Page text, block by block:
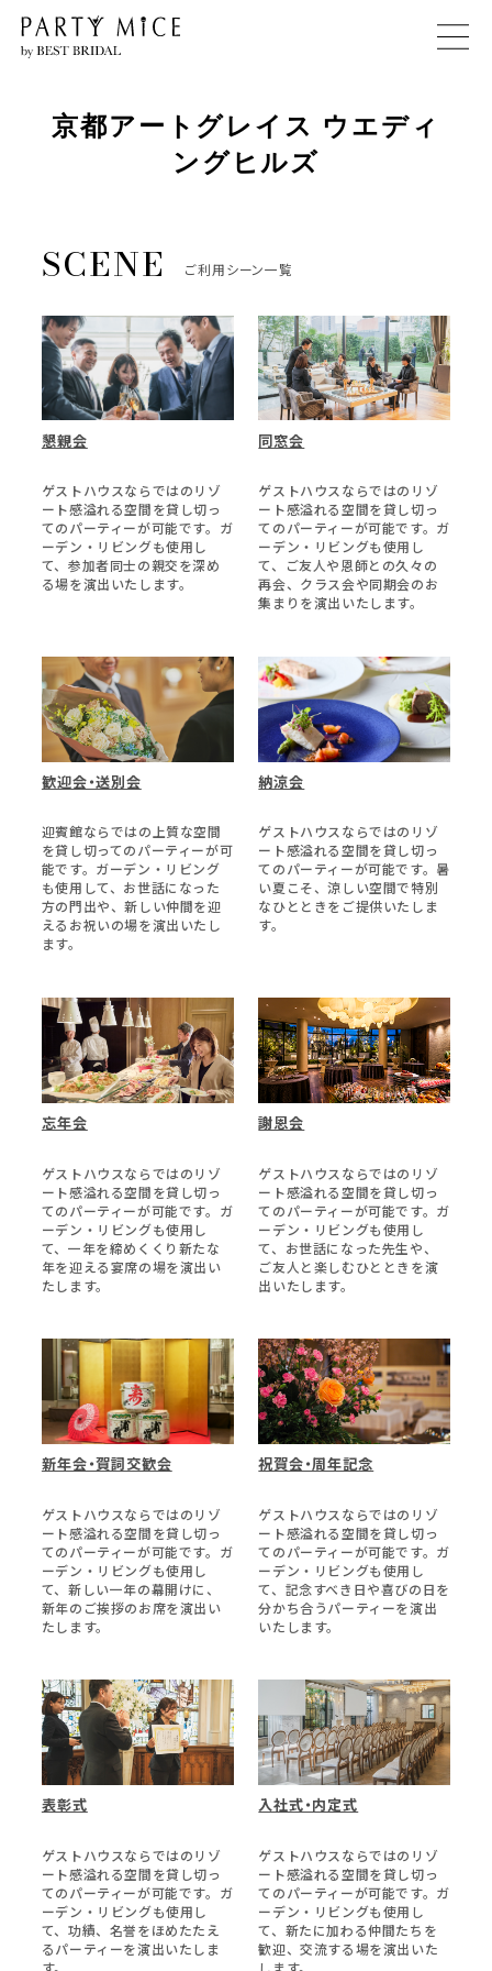
京都アートグレイス ウエディ
ングヒルズ
ご利用シーン一覧
懇親会
ゲストハウスならではのリゾ
ート感溢れる空間を貸し切っ
てのパーティーが可能です。ガ
ーデン・リビングも使用し
て、参加者同士の親交を深め
る場を演出いたします。
同窓会
ゲストハウスならではのリゾ
ート感溢れる空間を貸し切っ
てのパーティーが可能です。ガ
ーデン・リビングも使用し
て、ご友人や恩師との久々の
再会、クラス会や同期会のお
集まりを演出いたします。
歓迎会・送別会
迎賓館ならではの上質な空間
を貸し切ってのパーティーが可
能です。ガーデン・リビング
も使用して、お世話になった
方の門出や、新しい仲間を迎
えるお祝いの場を演出いたし
ます。
納涼会
ゲストハウスならではのリゾ
ート感溢れる空間を貸し切っ
てのパーティーが可能です。暑
い夏こそ、涼しい空間で特別
なひとときをご提供いたしま
す。
忘年会
ゲストハウスならではのリゾ
ート感溢れる空間を貸し切っ
てのパーティーが可能です。ガ
ーデン・リビングも使用し
て、一年を締めくくり新たな
年を迎える宴席の場を演出い
たします。
謝恩会
ゲストハウスならではのリゾ
ート感溢れる空間を貸し切っ
てのパーティーが可能です。ガ
ーデン・リビングも使用し
て、お世話になった先生や、
ご友人と楽しむひとときを演
出いたします。
新年会・賀詞交歓会
ゲストハウスならではのリゾ
ート感溢れる空間を貸し切っ
てのパーティーが可能です。ガ
ーデン・リビングも使用し
て、新しい一年の幕開けに、
新年のご挨拶のお席を演出い
たします。
祝賀会・周年記念
ゲストハウスならではのリゾ
ート感溢れる空間を貸し切っ
てのパーティーが可能です。ガ
ーデン・リビングも使用し
て、記念すべき日や喜びの日を
分かち合うパーティーを演出
いたします。
表彰式
ゲストハウスならではのリゾ
ート感溢れる空間を貸し切っ
てのパーティーが可能です。ガ
ーデン・リビングも使用し
て、功績、名誉をほめたたえ
るパーティーを演出いたしま
す。
入社式・内定式
ゲストハウスならではのリゾ
ート感溢れる空間を貸し切っ
てのパーティーが可能です。ガ
ーデン・リビングも使用し
て、新たに加わる仲間たちを
歓迎、交流する場を演出いた
します。